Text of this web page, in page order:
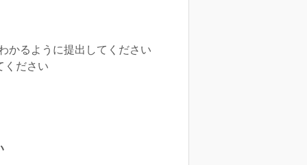
かるように提出してください
ください